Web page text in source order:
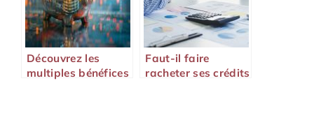
Découvrez les
multiples bénéfices
Faut-il faire
racheter ses crédits